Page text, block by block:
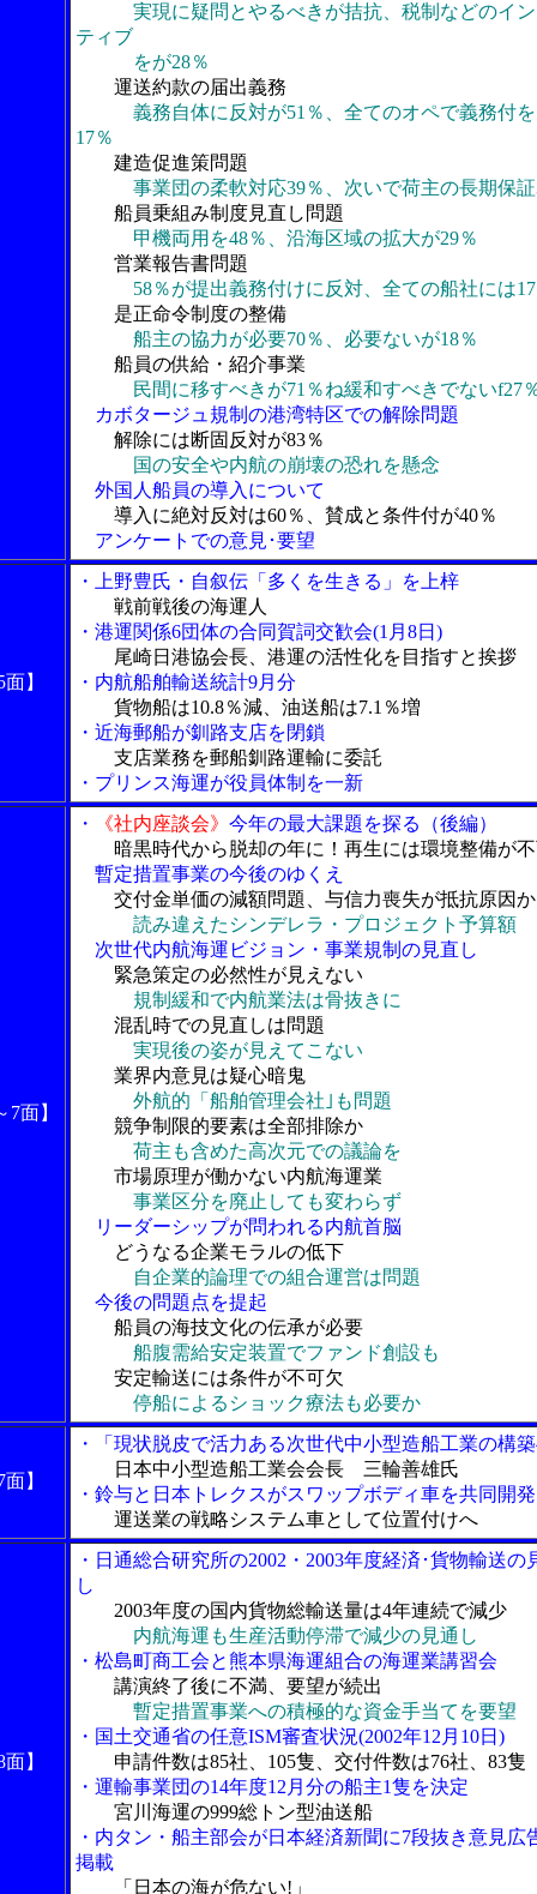
実現に疑問とやるべきが拮抗、税制などのイ
ティブ
をが28％
運送約款の届出義務
義務自体に反対が51％、全てのオペで義務付
17％
建造促進策問題
事業団の柔軟対応39％、次いで荷主の長期保
船員乗組み制度見直し問題
甲機両用を48％、沿海区域の拡大が29％
営業報告書問題
58％が提出義務付けに反対、全ての船社には
是正命令制度の整備
船主の協力が必要70％、必要ないが18％
船員の供給・紹介事業
民間に移すべきが71％ね緩和すべきでないf27
カボタージュ規制の港湾特区での解除問題
解除には断固反対が83％
国の安全や内航の崩壊の恐れを懸念
外国人船員の導入について
導入に絶対反対は60％、賛成と条件付が40％
アンケートでの意見･要望
】
・上野豊氏・自叙伝「多くを生きる」を上梓
戦前戦後の海運人
・港運関係6団体の合同賀詞交歓会(1月8日)
尾崎日港協会長、港運の活性化を目指すと挨拶
・内航船舶輸送統計9月分
貨物船は10.8％減、油送船は7.1％増
・近海郵船が釧路支店を閉鎖
支店業務を郵船釧路運輸に委託
・プリンス海運が役員体制を一新
7面】
・ 《社内座談会》 今年の最大課題を探る（後編）
暗黒時代から脱却の年に！再生には環境整備が
暫定措置事業の今後のゆくえ
交付金単価の減額問題、与信力喪失が抵抗原因か
読み違えたシンデレラ・プロジェクト予算額
次世代内航海運ビジョン・事業規制の見直し
緊急策定の必然性が見えない
規制緩和で内航業法は骨抜きに
混乱時での見直しは問題
実現後の姿が見えてこない
業界内意見は疑心暗鬼
外航的「船舶管理会社｣も問題
競争制限的要素は全部排除か
荷主も含めた高次元での議論を
市場原理が働かない内航海運業
事業区分を廃止しても変わらず
リーダーシップが問われる内航首脳
どうなる企業モラルの低下
自企業的論理での組合運営は問題
今後の問題点を提起
船員の海技文化の伝承が必要
船腹需給安定装置でファンド創設も
安定輸送には条件が不可欠
停船によるショック療法も必要か
】
・「現状脱皮で活力ある次世代中小型造船工業の構
日本中小型造船工業会会長 三輪善雄氏
・鈴与と日本トレクスがスワップボディ車を共同開発
運送業の戦略システム車として位置付けへ
】
・日通総合研究所の2002・2003年度経済･貨物輸送の
し
2003年度の国内貨物総輸送量は4年連続で減少
内航海運も生産活動停滞で減少の見通し
・松島町商工会と熊本県海運組合の海運業講習会
講演終了後に不満、要望が続出
暫定措置事業への積極的な資金手当てを要望
・国土交通省の任意ISM審査状況(2002年12月10日)
申請件数は85社、105隻、交付件数は76社、83隻
・運輸事業団の14年度12月分の船主1隻を決定
宮川海運の999総トン型油送船
・内タン・船主部会が日本経済新聞に7段抜き意見広
掲載
「日本の海が危ない!」